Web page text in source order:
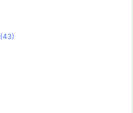
(43)